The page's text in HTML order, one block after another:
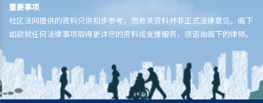
19. 我在放产假期间应否享有薪金？
20. 在我作出怀孕通知的一个星期后，雇主解雇了我。他有否触犯法
21. 我已经向老板发出怀孕通知，但他有时仍安排粗重工作给我。我认
为他希望我自动辞职以逃避支付赔偿或逃避发放产假。他可否这样做？
22. 雇主可否透过报销形式向政府申领发还产假薪酬？
重要事项
社区法网提供的资料只供初步参考，而有关资料并非正式法律意见。阁下
如欲就任何法律事项取得更详尽的资料或支援服务，须谘询阁下的律师。